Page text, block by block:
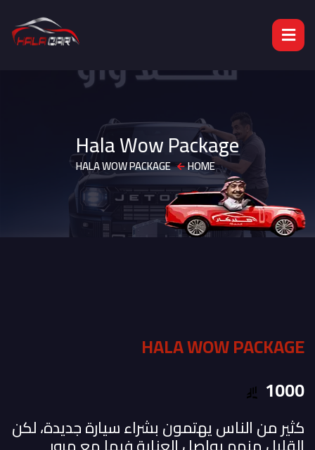
Hala Wow Package
HOME
HALA WOW PACKAGE
HALA WOW PACKAGE
1000
كثير من الناس يهتمون بشراء سيارة جديدة، لكن